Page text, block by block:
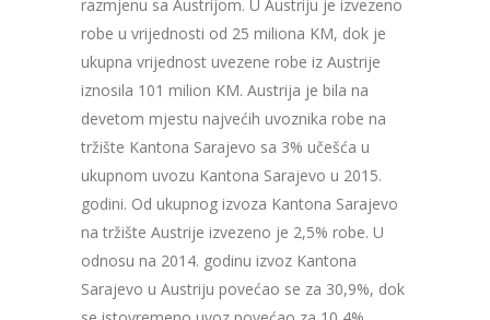
razmjenu sa Austrijom. U Austriju je izvezeno
robe u vrijednosti od 25 miliona KM, dok je
ukupna vrijednost uvezene robe iz Austrije
iznosila 101 milion KM. Austrija je bila na
devetom mjestu najvećih uvoznika robe na
tržište Kantona Sarajevo sa 3% učešća u
ukupnom uvozu Kantona Sarajevo u 2015.
godini. Od ukupnog izvoza Kantona Sarajevo
na tržište Austrije izvezeno je 2,5% robe. U
odnosu na 2014. godinu izvoz Kantona
Sarajevo u Austriju povećao se za 30,9%, dok